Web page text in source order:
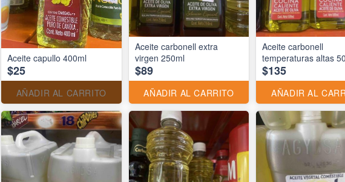
Aceite capullo 400ml
$25
AÑADIR AL CARRITO
Aceite carbonell extra
virgen 250ml
$89
AÑADIR AL CARRITO
Aceite carbonell
temperaturas altas
$135
AÑADIR AL